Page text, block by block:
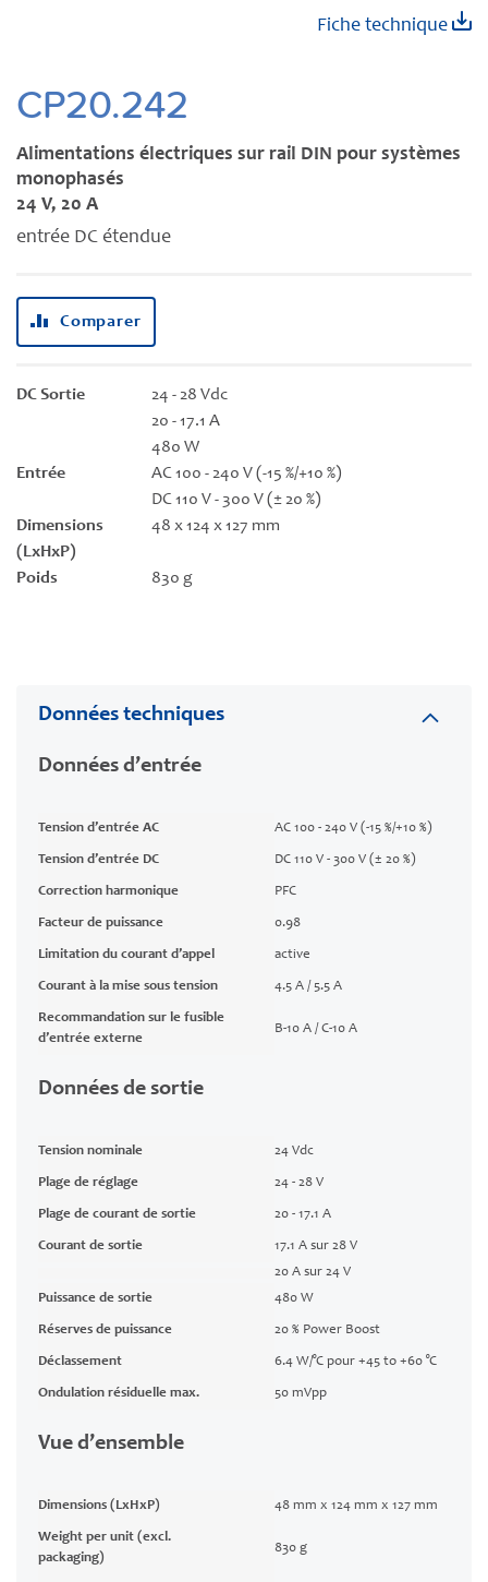
CP20.242
Alimentations électriques sur rail DIN pour systèmes
monophasés
24 V, 20 A
entrée DC étendue
Fiche technique
Comparer
DC Sortie
24 - 28 Vdc
20 - 17.1 A
480 W
Entrée
AC 100 - 240 V (-15 %/+10 %)
DC 110 V - 300 V (± 20 %)
Dimensions
(LxHxP)
48 x 124 x 127 mm
Poids 830 g
beginning
of
the
gallery
Données techniques
Données d’entrée
Tension d’entrée AC AC 100 - 240 V (-15 %/+10 %)
Tension d’entrée DC DC 110 V - 300 V (± 20 %)
Correction harmonique PFC
Facteur de puissance 0.98
Limitation du courant d’appel active
Courant à la mise sous tension 4.5 A / 5.5 A
Recommandation sur le fusible
d’entrée externe
B-10 A / C-10 A
Données de sortie
Tension nominale 24 Vdc
Plage de réglage 24 - 28 V
Plage de courant de sortie 20 - 17.1 A
Courant de sortie
17.1 A sur 28 V
20 A sur 24 V
Puissance de sortie
480 W
Réserves de puissance 20 % Power Boost
Déclassement 6.4 W/°C pour +45 to +60 °C
Ondulation résiduelle max. 50 mVpp
Vue d’ensemble
Dimensions (LxHxP) 48 mm x 124 mm x 127 mm
Weight per unit (excl.
packaging)
830 g